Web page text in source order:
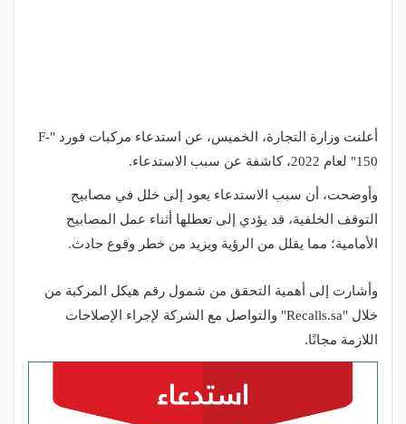
أعلنت وزارة التجارة، الخميس، عن استدعاء مركبات فورد "F-
150" لعام 2022، كاشفة عن سبب الاستدعاء.
وأوضحت، أن سبب الاستدعاء يعود إلى خلل في مصابيح
التوقف الخلفية، قد يؤدي إلى تعطلها أثناء عمل المصابيح
الأمامية؛ مما يقلل من الرؤية ويزيد من خطر وقوع حادث.
وأشارت إلى أهمية التحقق من شمول رقم هيكل المركبة من
خلال "Recalls.sa" والتواصل مع الشركة لإجراء الإصلاحات
اللازمة مجانًا.